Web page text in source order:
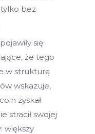
bez
się
że tego
w strukturę
wskazuje,
zyskał
stracił swojej
większy